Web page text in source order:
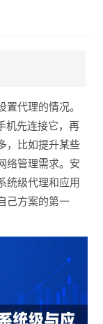
代理的情况。
机先连接它，再
，比如提升某些
络管理需求。安
统级代理和应用
己方案的第一